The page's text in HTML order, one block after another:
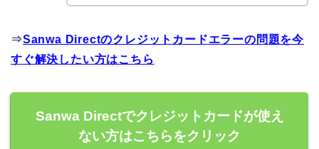
⇒Sanwa Directのクレジットカードエラーの問題を今
すぐ解決したい方はこちら
Sanwa Directでクレジットカードが使え
ない方はこちらをクリック